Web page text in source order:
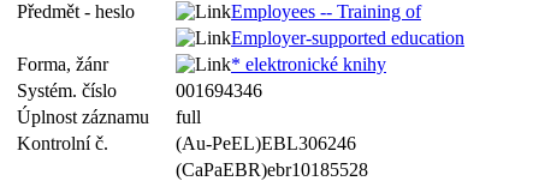
Předmět - heslo
Employees -- Training of
Employer-supported education
Forma, žánr
* elektronické knihy
Systém. číslo
001694346
Úplnost záznamu
full
Kontrolní č.
(Au-PeEL)EBL306246
(CaPaEBR)ebr10185528